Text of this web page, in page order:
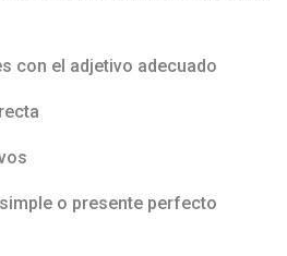
con el adjetivo adecuado
o presente perfecto